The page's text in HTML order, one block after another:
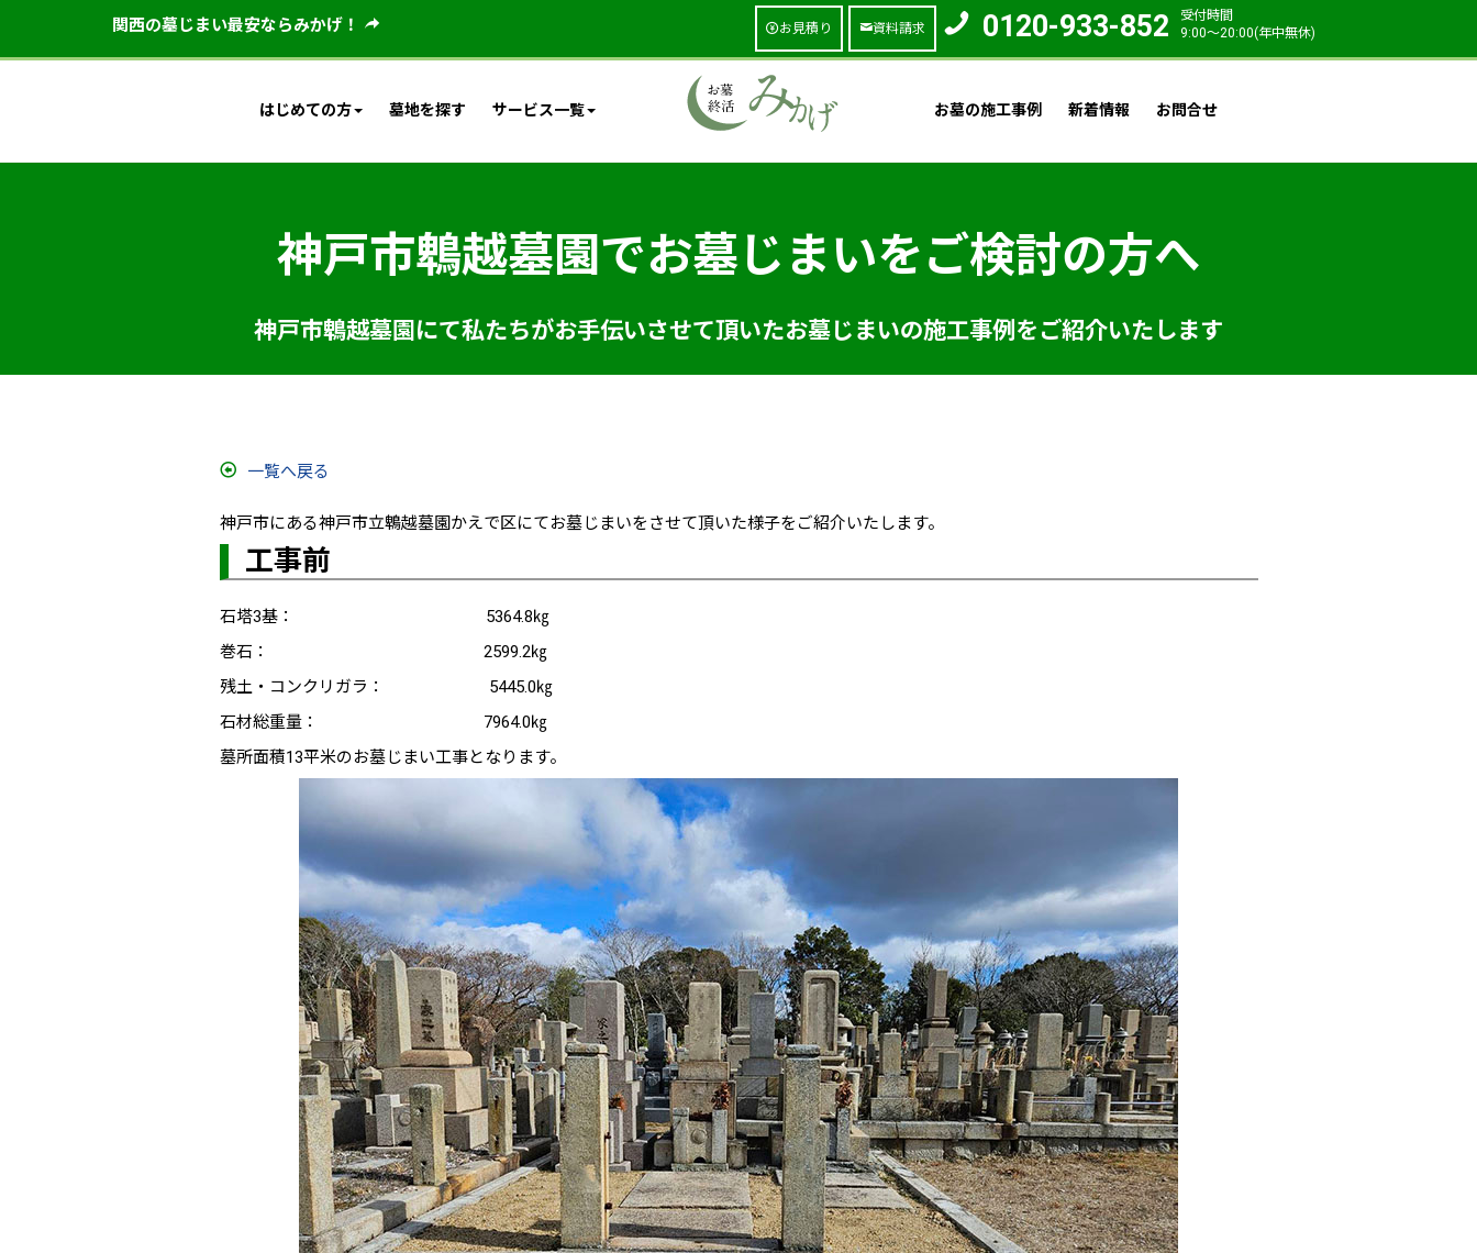
関西の墓じまい最安ならみかげ！ お見積り 資料請求 0120-933-852
受付時間
9:00〜20:00(年中無休)
はじめての方 墓地を探す サービス一覧 お墓の施工事例 新着情報 お問合せ
神戸市鵯越墓園でお墓じまいをご検討の方へ
神戸市鵯越墓園にて私たちがお手伝いさせて頂いたお墓じまいの施工事例をご紹介いたします
一覧へ戻る
神戸市にある神戸市立鵯越墓園かえで区にてお墓じまいをさせて頂いた様子をご紹介いたします。
工事前
石塔3基： 5364.8㎏
巻石： 2599.2㎏
残土・コンクリガラ： 5445.0㎏
石材総重量： 7964.0㎏
墓所面積13平米のお墓じまい工事となります。